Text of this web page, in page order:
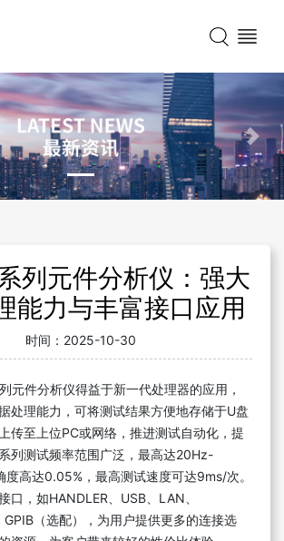
Next
列元件分析仪：强大
能力与丰富接口应用
时间： 2025-10-30
元件分析仪得益于新一代处理器的应用，
处理能力，可将测试结果方便地存储于U盘
传至上位PC或网络，推进测试自动化，提
列测试频率范围广泛，最高达20Hz-
度高达0.05%，最高测试速度可达9ms/次。
口，如HANDLER、USB、LAN、
GPIB（选配），为用户提供更多的连接选